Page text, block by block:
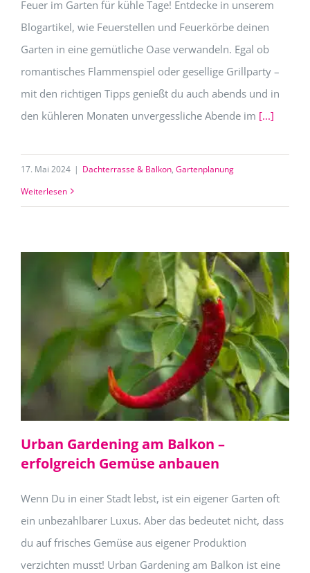
Feuer im Garten für kühle Tage! Entdecke in unserem
Blogartikel, wie Feuerstellen und Feuerkörbe deinen
Garten in eine gemütliche Oase verwandeln. Egal ob
romantisches Flammenspiel oder gesellige Grillparty –
mit den richtigen Tipps genießt du auch abends und in
den kühleren Monaten unvergessliche Abende im [...]
17. Mai 2024 | Dachterrasse & Balkon, Gartenplanung
Weiterlesen
Urban Gardening am Balkon –
erfolgreich Gemüse anbauen
Wenn Du in einer Stadt lebst, ist ein eigener Garten oft
ein unbezahlbarer Luxus. Aber das bedeutet nicht, dass
du auf frisches Gemüse aus eigener Produktion
verzichten musst! Urban Gardening am Balkon ist eine